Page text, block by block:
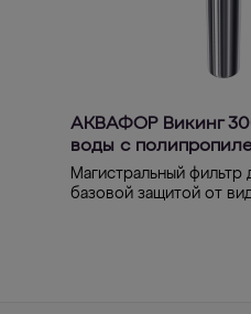
АКВАФОР Викинг
воды с
Магистральный
базовой защитой от